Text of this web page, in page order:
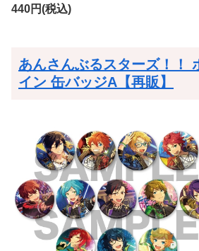
440円(税込)
あんさんぶるスターズ！！
イン 缶バッジA【再販】